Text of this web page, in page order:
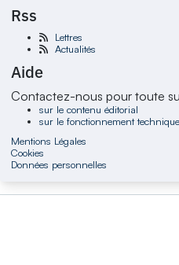
Rss
Lettres
Actualités
Aide
Contactez-nous pour toute
sur le contenu éditorial
sur le fonctionnement technique
Mentions Légales
Cookies
Données personnelles